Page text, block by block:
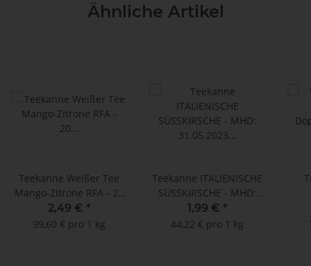
Ähnliche Artikel
Teekanne Weißer Tee
Mango-Zitrone RFA - 20
Teebeutel à 1,25 g
2,49 € *
99,60 € pro 1 kg
Teekanne ITALIENISCHE
SÜSSKIRSCHE - MHD:
31.05.2023 - 20
Teebeutel à 2,25 g
1,99 € *
44,22 € pro 1 kg